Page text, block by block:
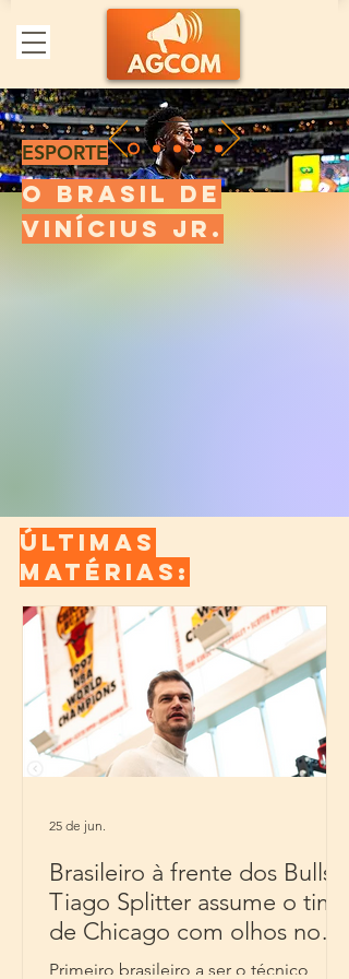
ESPORTE
O Brasil de
Vinícius Jr.
ÚLTIMAS
MATÉRIAS:
Brasileiro à frente dos Bulls:
Tiago Splitter assume o time
de Chicago com olhos no
futuro
Primeiro brasileiro a ser o técnico
25 de jun.